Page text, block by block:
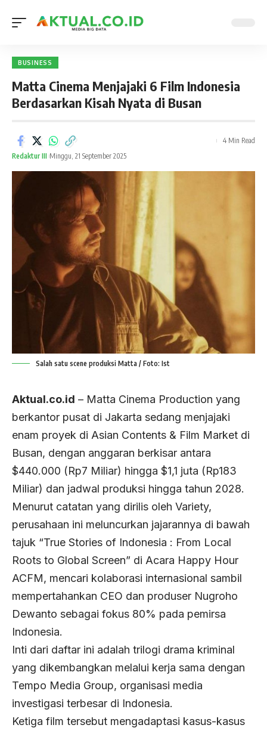
BUSINESS
Matta Cinema Menjajaki 6 Film Indonesia
Berdasarkan Kisah Nyata di Busan
Redaktur III Minggu, 21 September 2025
4 Min Read
Salah satu scene produksi Matta / Foto: Ist
Aktual.co.id – Matta Cinema Production yang
berkantor pusat di Jakarta sedang menjajaki
enam proyek di Asian Contents & Film Market di
Busan, dengan anggaran berkisar antara
$440.000 (Rp7 Miliar) hingga $1,1 juta (Rp183
Miliar) dan jadwal produksi hingga tahun 2028.
Menurut catatan yang dirilis oleh Variety,
perusahaan ini meluncurkan jajarannya di bawah
tajuk “True Stories of Indonesia : From Local
Roots to Global Screen” di Acara Happy Hour
ACFM, mencari kolaborasi internasional sambil
mempertahankan CEO dan produser Nugroho
Dewanto sebagai fokus 80% pada pemirsa
Indonesia.
Inti dari daftar ini adalah trilogi drama kriminal
yang dikembangkan melalui kerja sama dengan
Tempo Media Group, organisasi media
investigasi terbesar di Indonesia.
Ketiga film tersebut mengadaptasi kasus-kasus